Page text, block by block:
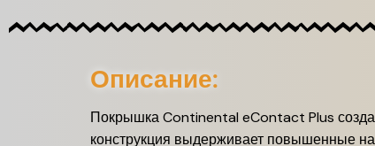
Описание:
Покрышка Continental eContact Plus
конструкция выдерживает повышенные